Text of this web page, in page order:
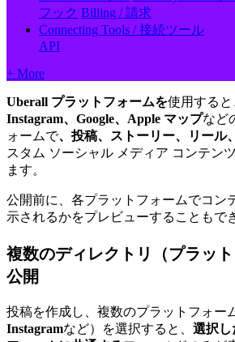
フック Billing / 請求
Connecting Tools / 接続ツール
API
+ More
Uberall プラットフォームを使用すると
Instagram、Google、Apple マップなど
ォームで、投稿、ストーリー、リール
スタム ソーシャル メディア コンテン
ます。
公開前に、各プラットフォームでコン
示されるかをプレビューすることもで
複数のディレクトリ（プラッ
公開
投稿を作成し、複数のプラットフォー
Instagramなど）を選択すると、 選択し